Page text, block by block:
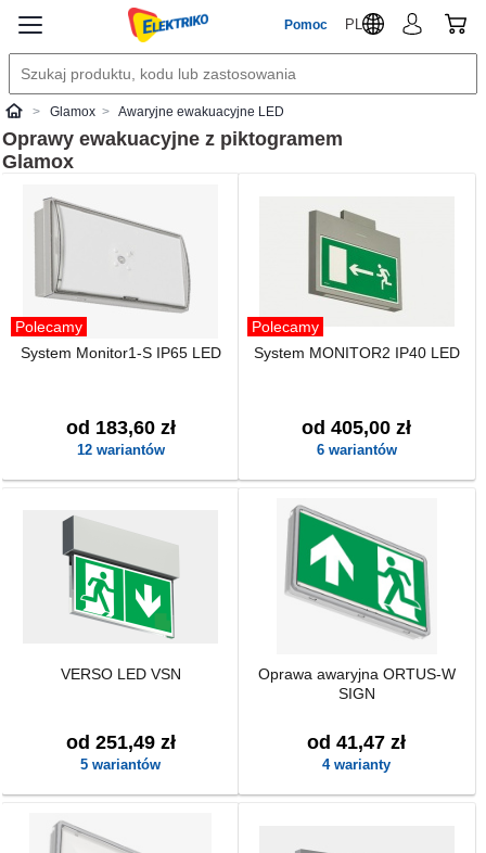
Pomoc PL
ElektrikoGlamox Awaryjne ewakuacyjne LED
Oprawy ewakuacyjne z piktogramem
Glamox
Polecamy
System Monitor1-S IP65 LED
od 183,60 zł
12 wariantów
Polecamy
System MONITOR2 IP40 LED
od 405,00 zł
6 wariantów
VERSO LED VSN
od 251,49 zł
5 wariantów
Oprawa awaryjna ORTUS-W
SIGN
od 41,47 zł
4 warianty